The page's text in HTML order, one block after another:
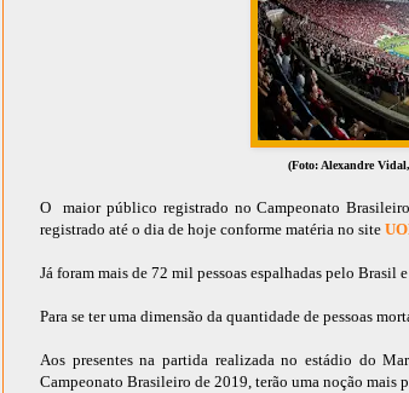
(Foto: Alexandre
O maior público registrado no Campeonato
registrado até o dia de hoje conforme matéria no site
Já foram mais de 72 mil pessoas espalhadas pelo Brasil
Para se ter uma dimensão da quantidade de pessoas
Aos presentes na partida realizada no estádio do
Campeonato Brasileiro de 2019, terão uma noção mais